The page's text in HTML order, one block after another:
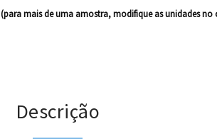
(para mais de uma amostra, modifique as unidades no
Descrição